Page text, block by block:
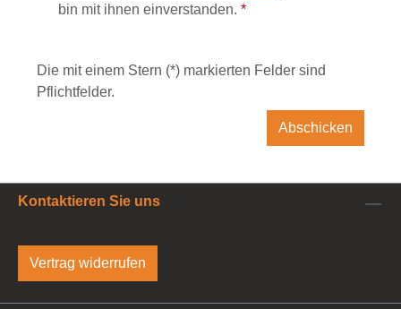
bin mit ihnen einverstanden. *
Die mit einem Stern (*) markierten Felder sind
Pflichtfelder.
Abschicken
Kontaktieren Sie uns
Vertrag widerrufen